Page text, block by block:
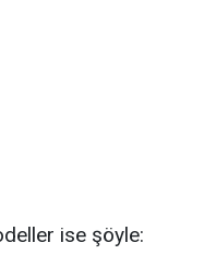
ise şöyle: